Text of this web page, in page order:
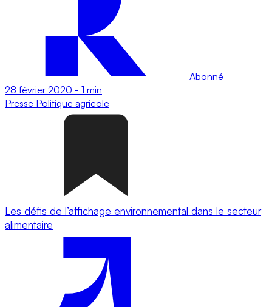
Abonné
28 février 2020 - 1 min
Presse Politique agricole
Les défis de l’affichage environnemental dans le secteur
alimentaire